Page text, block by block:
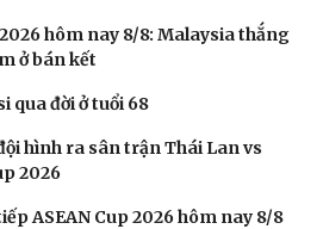
hôm nay 8/8: Malaysia thắng
ở bán kết
qua đời ở tuổi 68
hình ra sân trận Thái Lan vs
2026
ASEAN Cup 2026 hôm nay 8/8